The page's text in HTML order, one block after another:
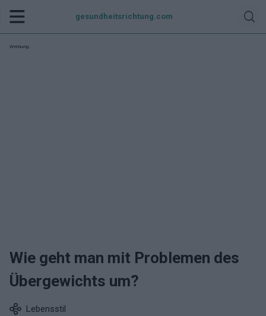
gesundheitsrichtung.com
Werbung:
Wie geht man mit Problemen des
Übergewichts um?
Lebensstil